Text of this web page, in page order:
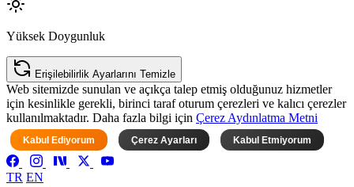
Yüksek Doygunluk
Erişilebilirlik Ayarlarını Temizle
Web sitemizde sunulan ve açıkça talep etmiş olduğunuz hizmetler
için kesinlikle gerekli, birinci taraf oturum çerezleri ve kalıcı çerezler
kullanılmaktadır. Daha fazla bilgi için Çerez Aydınlatma Metni
Kabul Ediyorum Çerez Ayarları Kabul Etmiyorum
TR EN